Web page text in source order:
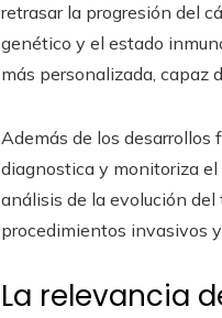
retrasar la progresión del
genético y el estado
más personalizada, capaz
Además de los desarrollos
diagnostica y monitoriza el
análisis de la evolución
procedimientos invasivos
La relevancia